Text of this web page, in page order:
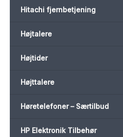
Hitachi fjernbetjening
Højtalere
Højtider
Højttalere
Høretelefoner – Særtilbud
HP Elektronik Tilbehør